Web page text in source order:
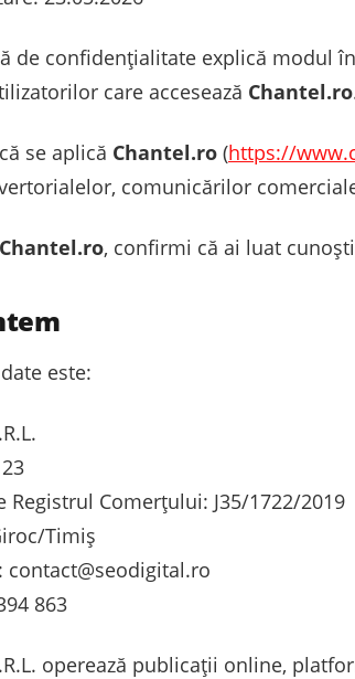
de confidențialitate explică modul în
care accesează Chantel.ro
se aplică Chantel.ro (https://
comunicărilor
Chantel.ro, confirmi că ai luat
este:
Registrul Comerțului: J35/1722/2019
Timiș
contact@seodigital.ro
863
operează publicații online,